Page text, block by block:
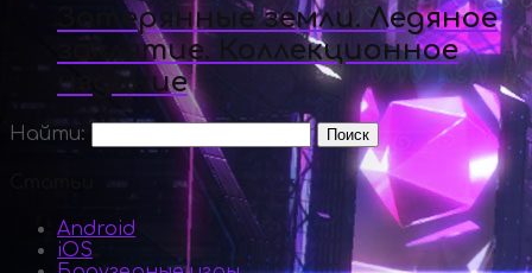
Затерянные земли. Ледяное
заклятие. Коллекционное
издание
Найти:
Android
iOS